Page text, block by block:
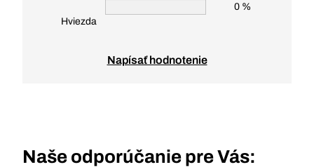
Hviezda
0 %
Napísať hodnotenie
Naše odporúčanie pre Vás: